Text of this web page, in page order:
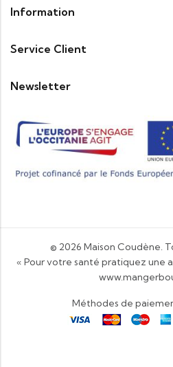
Information
Service Client
Newsletter
© 2026 Maison Coudène.
« Pour votre santé pratiquez une
Méthodes de